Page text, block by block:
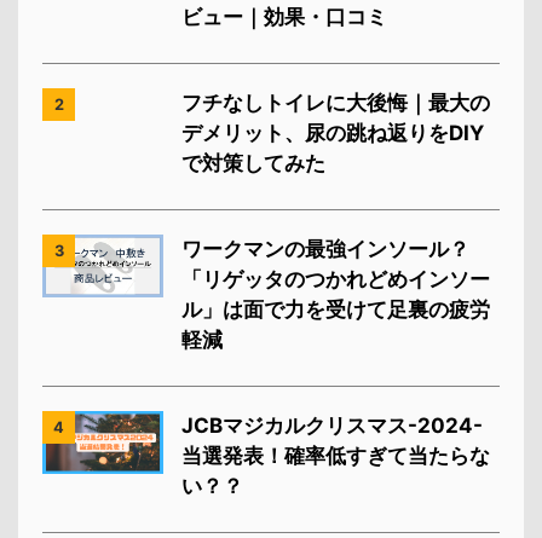
ビュー｜効果・口コミ
2
フチなしトイレに大後悔｜最大の
デメリット、尿の跳ね返りをDIY
で対策してみた
3
ワークマンの最強インソール？
「リゲッタのつかれどめインソー
ル」は面で力を受けて足裏の疲労
軽減
4
JCBマジカルクリスマス-2024-
当選発表！確率低すぎて当たらな
い？？